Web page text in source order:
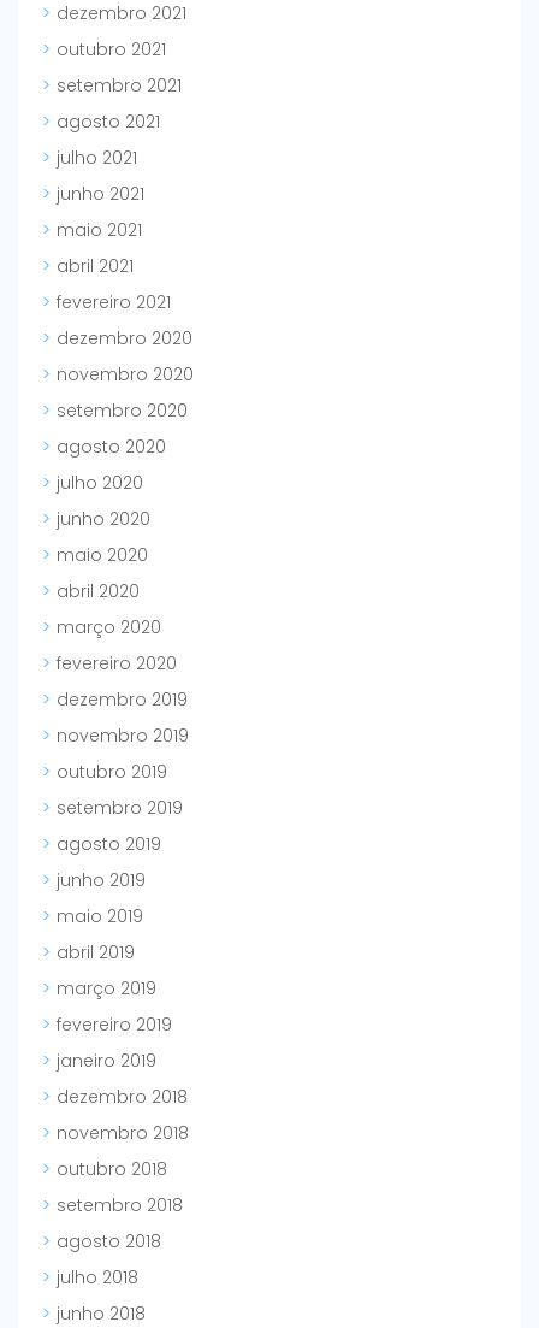
dezembro 2021
outubro 2021
setembro 2021
agosto 2021
julho 2021
junho 2021
maio 2021
abril 2021
fevereiro 2021
dezembro 2020
novembro 2020
setembro 2020
agosto 2020
julho 2020
junho 2020
maio 2020
abril 2020
março 2020
fevereiro 2020
dezembro 2019
novembro 2019
outubro 2019
setembro 2019
agosto 2019
junho 2019
maio 2019
abril 2019
março 2019
fevereiro 2019
janeiro 2019
dezembro 2018
novembro 2018
outubro 2018
setembro 2018
agosto 2018
julho 2018
junho 2018